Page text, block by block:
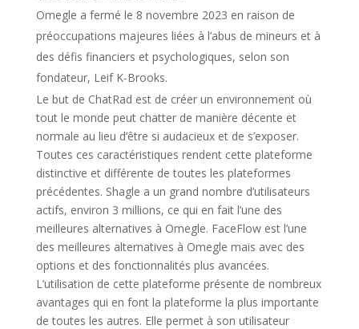
Omegle a fermé le 8 novembre 2023 en raison de
préoccupations majeures liées à l’abus de mineurs et à
des défis financiers et psychologiques, selon son
fondateur, Leif K-Brooks.
Le but de ChatRad est de créer un environnement où
tout le monde peut chatter de manière décente et
normale au lieu d’être si audacieux et de s’exposer.
Toutes ces caractéristiques rendent cette plateforme
distinctive et différente de toutes les plateformes
précédentes. Shagle a un grand nombre d’utilisateurs
actifs, environ 3 millions, ce qui en fait l’une des
meilleures alternatives à Omegle. FaceFlow est l’une
des meilleures alternatives à Omegle mais avec des
options et des fonctionnalités plus avancées.
L’utilisation de cette plateforme présente de nombreux
avantages qui en font la plateforme la plus importante
de toutes les autres. Elle permet à son utilisateur